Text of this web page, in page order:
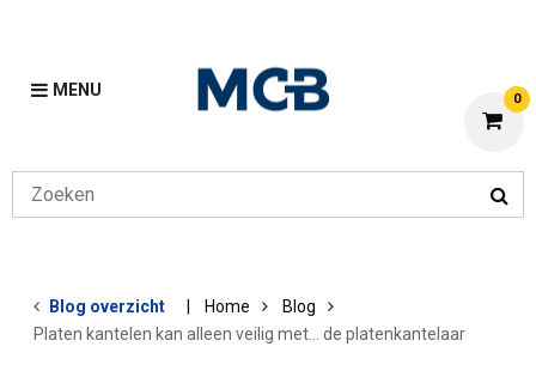
MENU 0
Blog overzicht Home
Blog
Platen kantelen kan alleen veilig met… de platenkantelaar